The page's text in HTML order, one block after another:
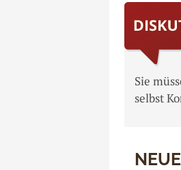
Sie
selbst